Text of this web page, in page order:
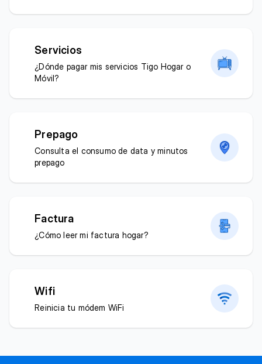
Servicios
¿Dónde pagar mis servicios Tigo Hogar o
Móvil?
Prepago
Consulta el consumo de data y minutos
prepago
Factura
¿Cómo leer mi factura hogar?
Wifi
Reinicia tu módem WiFi